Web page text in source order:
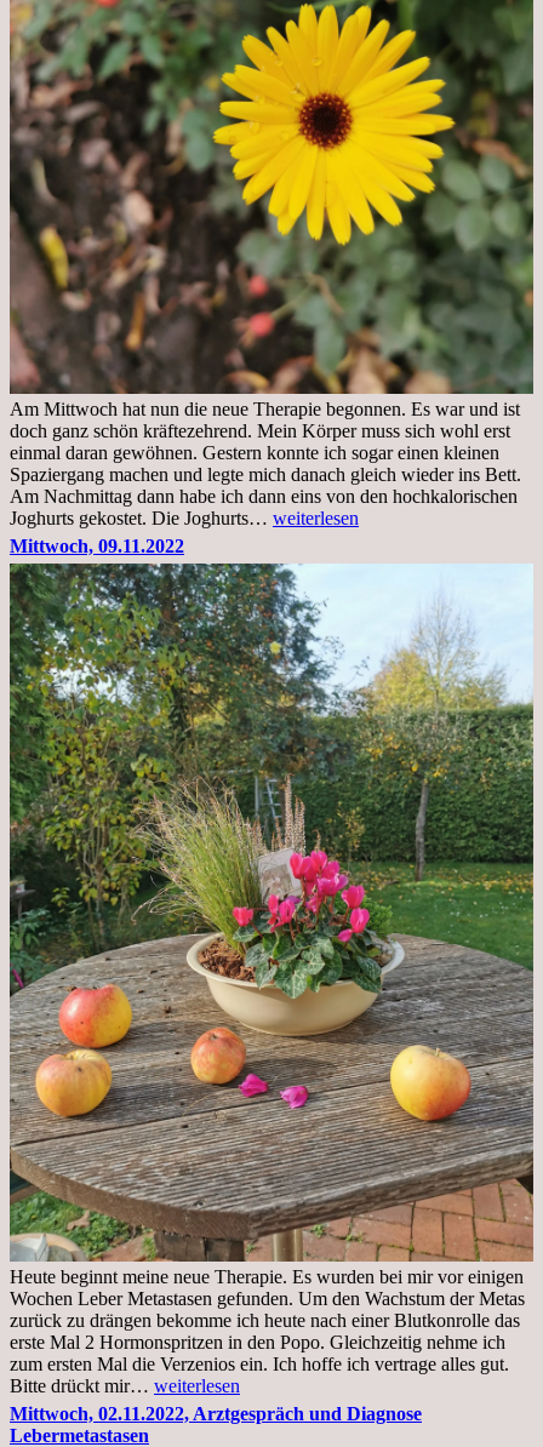
Am Mittwoch hat nun die neue Therapie begonnen. Es war und ist
doch ganz schön kräftezehrend. Mein Körper muss sich wohl erst
einmal daran gewöhnen. Gestern konnte ich sogar einen kleinen
Spaziergang machen und legte mich danach gleich wieder ins Bett.
Am Nachmittag dann habe ich dann eins von den hochkalorischen
Joghurts gekostet. Die Joghurts… Freitag,
Therapie
Beginn
gut
überstanden
weiterlesen
Mittwoch, 09.11.2022
Heute beginnt meine neue Therapie. Es wurden bei mir vor einigen
Wochen Leber Metastasen gefunden. Um den Wachstum der Metas
zurück zu drängen bekomme ich heute nach einer Blutkonrolle das
erste Mal 2 Hormonspritzen in den Popo. Gleichzeitig nehme ich
zum ersten Mal die Verzenios ein. Ich hoffe ich vertrage alles gut.
Bitte drückt mir… Mittwoch,
09.11.2022
weiterlesen
Mittwoch, 02.11.2022, Arztgespräch und Diagnose
Lebermetastasen